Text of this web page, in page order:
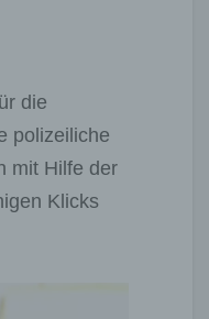
die
polizeiliche
mit Hilfe der
Klicks